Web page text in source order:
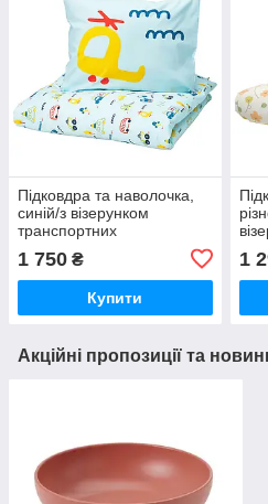
Підковдра та наволочка,
синій/з візерунком
транспортних
засобів,150x200/50x60 см
BARNDRÖM 506.227.04
1 750 ₴
Купити
1
Акційні пропозиції та